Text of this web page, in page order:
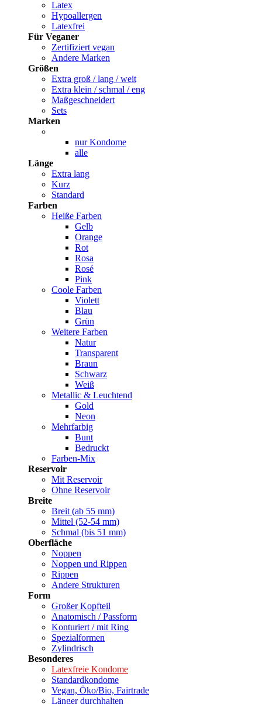
Latex
Hypoallergen
Latexfrei
Für Veganer
Zertifiziert vegan
Andere Marken
Größen
Extra groß / lang / weit
Extra klein / schmal / eng
Maßgeschneidert
Sets
Marken
nur Kondome
alle
Länge
Extra lang
Kurz
Standard
Farben
Heiße Farben
Gelb
Orange
Rot
Rosa
Rosé
Pink
Coole Farben
Violett
Blau
Grün
Weitere Farben
Natur
Transparent
Braun
Schwarz
Weiß
Metallic & Leuchtend
Gold
Neon
Mehrfarbig
Bunt
Bedruckt
Farben-Mix
Reservoir
Mit Reservoir
Ohne Reservoir
Breite
Breit (ab 55 mm)
Mittel (52-54 mm)
Schmal (bis 51 mm)
Oberfläche
Noppen
Noppen und Rippen
Rippen
Andere Strukturen
Form
Großer Kopfteil
Anatomisch / Passform
Konturiert / mit Ring
Spezialformen
Zylindrisch
Besonderes
Latexfreie Kondome
Standardkondome
Vegan, Öko/Bio, Fairtrade
Länger durchhalten